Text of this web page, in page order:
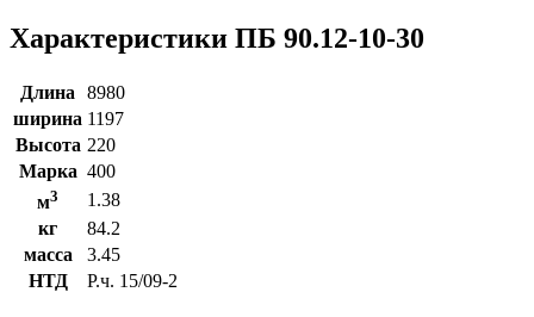
Характеристики ПБ 90.12-10-30
Длина
8980
ширина 1197
Высота 220
Марка 400
м3
1.38
кг
84.2
масса
3.45
НТД
Р.ч. 15/09-2